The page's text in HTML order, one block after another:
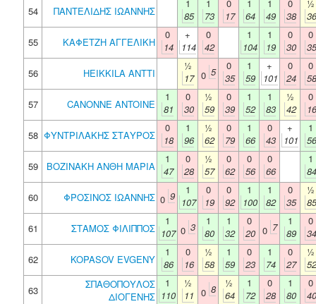
54 ΠΑΝΤΕΛΙΔΗΣ ΙΩΑΝΝΗΣ
1
85
1
73
0
17
1
64
1
49
0
38
½
36
55
ΚΑΦΕΤΖΗ ΑΓΓΕΛΙΚΗ
0
14
+
114
0
42
1
104
1
19
0
30
0
35
56
HEIKKILA ANTTI
½
17 0 5
0
35
1
59
+
101
0
24
0
58
57
CANONNE ANTOINE
1
81
0
30
½
59
0
39
1
52
1
83
½
42
0
16
58 ΦΥΝΤΡΙΛΑΚΗΣ ΣΤΑΥΡΟΣ
0
18
1
96
½
62
0
79
1
66
0
43
+
101
1
56
59
ΒΟΖΙΝΑΚΗ ΑΝΘΗ ΜΑΡΙΑ
1
47
0
28
½
57
0
62
0
56
0
66
1
84
60
ΦΡΟΣΙΝΟΣ ΙΩΑΝΝΗΣ 0 9
1
107
0
19
0
92
1
100
1
82
0
35
½
85
61
ΣΤΑΜΟΣ ΦΙΛΙΠΠΟΣ
1
107 0 3
1
80
1
32
0
20 0 7
1
89
0
34
62
KOPASOV EVGENY
1
86
0
16
½
58
1
59
0
23
1
74
0
27
½
52
63
ΣΠΑΘΟΠΟΥΛΟΣ
ΔΙΟΓΕΝΗΣ
1
110
½
11 0 8
½
64
1
72
0
28
1
80
0
40